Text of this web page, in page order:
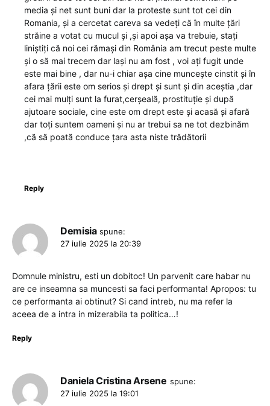
media și net sunt buni dar la proteste sunt tot cei din
Romania, și a cercetat careva sa vedeți că în multe țări
străine a votat cu mucul și ,și apoi așa va trebuie, stați
liniștiți că noi cei rămași din România am trecut peste multe
și o să mai trecem dar lași nu am fost , voi ați fugit unde
este mai bine , dar nu-i chiar așa cine muncește cinstit și în
afara țării este om serios și drept și sunt și din aceștia ,dar
cei mai mulți sunt la furat,cerșeală, prostituție și după
ajutoare sociale, cine este om drept este și acasă și afară
dar toți suntem oameni și nu ar trebui sa ne tot dezbinăm
,că să poată conduce țara asta niste trădătorii
Reply
Demisia spune:
27 iulie 2025 la 20:39
Domnule ministru, esti un dobitoc! Un parvenit care habar nu
are ce inseamna sa muncesti sa faci performanta! Apropos: tu
ce performanta ai obtinut? Si cand intreb, nu ma refer la
aceea de a intra in mizerabila ta politica…!
Reply
Daniela Cristina Arsene spune:
27 iulie 2025 la 19:01